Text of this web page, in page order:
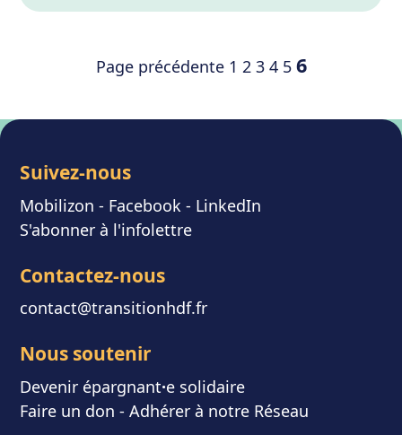
Pagination des publications
Page précédente Page
1 Page
2 Page
3 Page
4 Page
5 Page
6
Suivez-nous
Mobilizon - Facebook - LinkedIn
S'abonner à l'infolettre
Contactez-nous
contact@transitionhdf.fr
Nous soutenir
Devenir épargnant⸱e solidaire
Faire un don - Adhérer à notre Réseau